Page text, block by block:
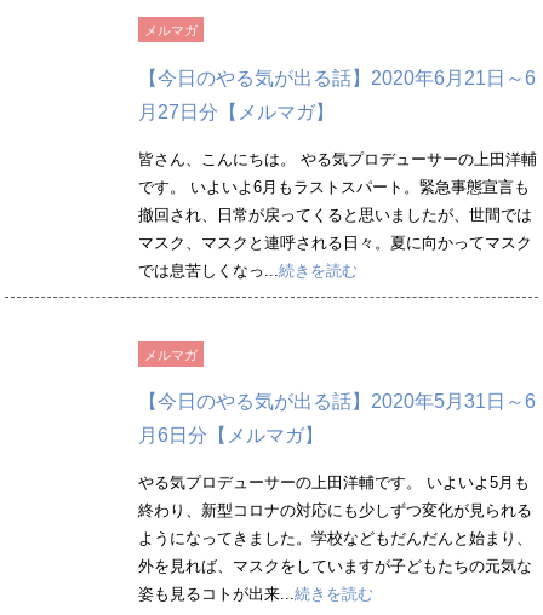
メルマガ
【今日のやる気が出る話】2020年6月21日～6
月27日分【メルマガ】
皆さん、こんにちは。 やる気プロデューサーの上田洋輔
です。 いよいよ6月もラストスパート。緊急事態宣言も
撤回され、日常が戻ってくると思いましたが、世間では
マスク、マスクと連呼される日々。夏に向かってマスク
では息苦しくなっ...続きを読む
メルマガ
【今日のやる気が出る話】2020年5月31日～6
月6日分【メルマガ】
やる気プロデューサーの上田洋輔です。 いよいよ5月も
終わり、新型コロナの対応にも少しずつ変化が見られる
ようになってきました。学校などもだんだんと始まり、
外を見れば、マスクをしていますが子どもたちの元気な
姿も見るコトが出来...続きを読む